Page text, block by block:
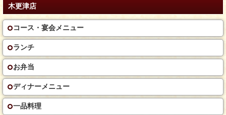
木更津店
コース・宴会メニュー
ランチ
お弁当
ディナーメニュー
一品料理